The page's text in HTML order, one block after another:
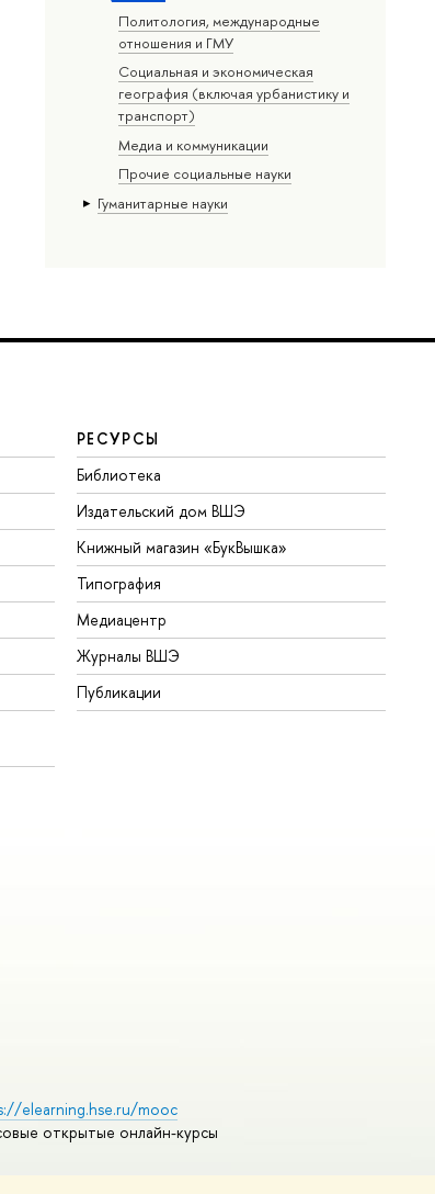
Политология, международные
отношения и ГМУ
Социальная и экономическая
география (включая урбанистику и
транспорт)
Медиа и коммуникации
Прочие социальные науки
Гуманитарные науки
РЕСУРСЫ
Библиотека
Издательский дом ВШЭ
Книжный магазин «БукВышка»
Типография
Медиацентр
Журналы ВШЭ
Публикации
elearning.hse.ru/mooc
открытые онлайн-курсы